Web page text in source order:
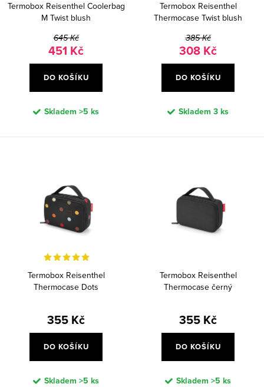
Termobox Reisenthel Coolerbag
M Twist blush
645 Kč
451 Kč
DO KOŠÍKU
Skladem >5 ks
Termobox Reisenthel
Thermocase Twist blush
385 Kč
308 Kč
DO KOŠÍKU
Skladem 3 ks
Termobox Reisenthel
Thermocase Dots
355 Kč
DO KOŠÍKU
Skladem >5 ks
Termobox Reisenthel
Thermocase černý
355 Kč
DO KOŠÍKU
Skladem >5 ks